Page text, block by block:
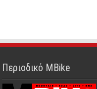
Περιοδικό MBike